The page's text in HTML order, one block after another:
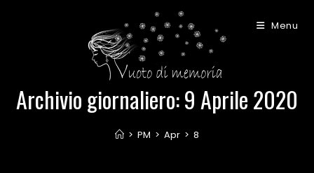
Menu
Archivio giornaliero: 9 Aprile 2020
> PM > Apr > 8